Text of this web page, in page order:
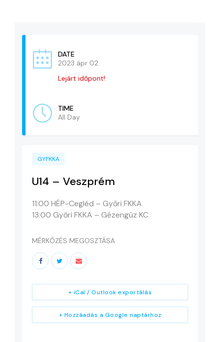
ADATVÉDELEM
DATE
2023 ápr 02
Lejárt időpont!
TIME
All Day
GYFKKA
U14 – Veszprém
11:00 HÉP-Cegléd – Győri FKKA
13:00 Győri FKKA – Gézengúz KC
MÉRKŐZÉS MEGOSZTÁSA
+ Hozzáadás a Google naptárhoz
+ iCal / Outlook exportálás